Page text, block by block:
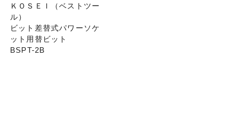
ＫＯＳＥＩ（ベストツー
ル）
ビット差替式パワーソケ
ット用替ビット
BSPT-2B